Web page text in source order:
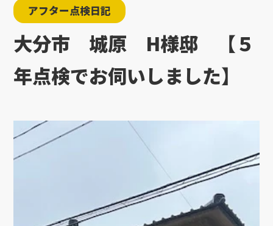
アフター点検日記
大分市 城原 H様邸 【５
年点検でお伺いしました】